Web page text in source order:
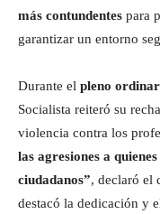
más contundentes para
garantizar un entorno
Durante el pleno
Socialista reiteró su
violencia contra los
las agresiones a
ciudadanos”, declaró el
destacó la dedicación y